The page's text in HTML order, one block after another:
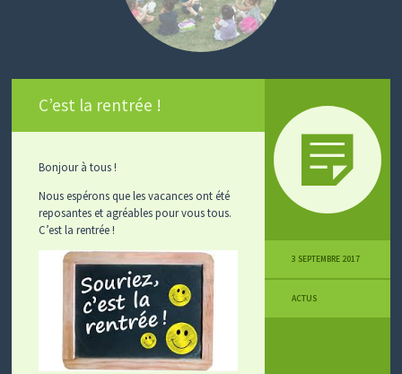
C’est la rentrée !
Bonjour à tous !
Nous espérons que les vacances ont été
reposantes et agréables pour vous tous.
C’est la rentrée !
3 SEPTEMBRE 2017
ACTUS